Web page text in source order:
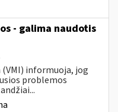
- galima naudotis
(VMI) informuoja, jog
problemos